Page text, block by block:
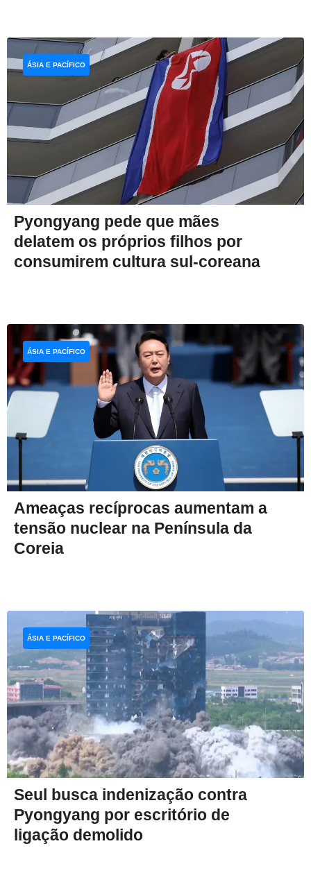
Pyongyang pede que mães
delatem os próprios filhos por
consumirem cultura sul-coreana
ÁSIA E PACÍFICO
Ameaças recíprocas aumentam a
tensão nuclear na Península da
Coreia
ÁSIA E PACÍFICO
Seul busca indenização contra
Pyongyang por escritório de
ligação demolido
ÁSIA E PACÍFICO